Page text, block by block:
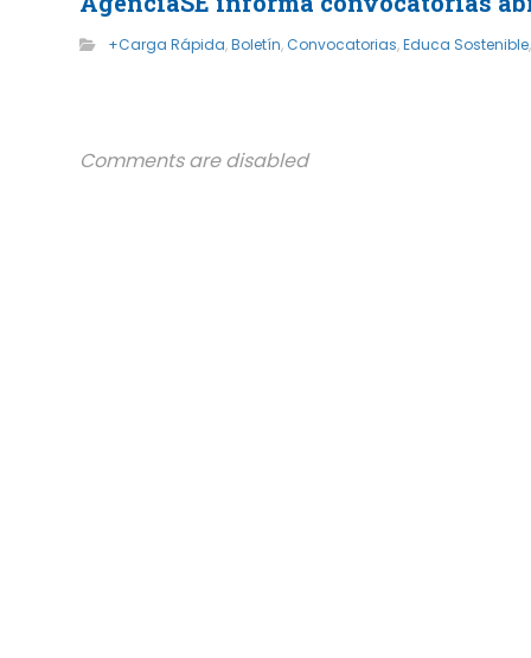
+Carga Rápida,Boletín, Convocatorias,Educa Sostenible
Comments are disabled